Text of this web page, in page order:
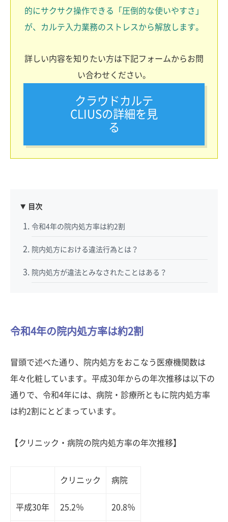
的にサクサク操作できる「圧倒的な使いやすさ」
が、カルテ入力業務のストレスから解放します。
詳しい内容を知りたい方は下記フォームからお問
い合わせください。
クラウドカルテ
CLIUSの詳細を見
る
目次
令和4年の院内処方率は約2割
院内処方における違法行為とは？
院内処方が違法とみなされたことはある？
令和4年の院内処方率は約2割
冒頭で述べた通り、院内処方をおこなう医療機関数は
年々化粧しています。平成30年からの年次推移は以下の
通りで、令和4年には、病院・診療所ともに院内処方率
は約2割にとどまっています。
【クリニック・病院の院内処方率の年次推移】
クリニック 病院
平成30年 25.2％ 20.8％